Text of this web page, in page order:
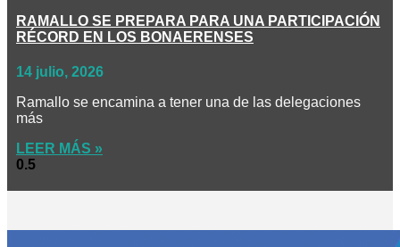
RAMALLO SE PREPARA PARA UNA PARTICIPACIÓN
RÉCORD EN LOS BONAERENSES
14 julio, 2026
Ramallo se encamina a tener una de las delegaciones
más
LEER MÁS »